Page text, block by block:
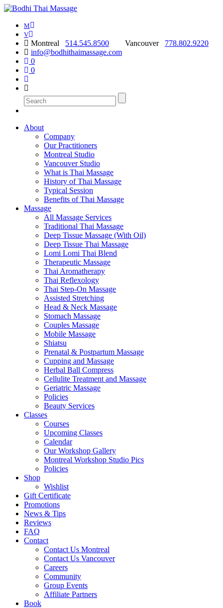
M
V
Montreal 514.545.8500 Vancouver 778.802.9220
info@bodhithaimassage.com
0
0
About
Company
Our Practitioners
Montreal Studio
Vancouver Studio
What is Thai Massage
History of Thai Massage
Typical Session
Benefits of Thai Massage
Massage
All Massage Services
Traditional Thai Massage
Deep Tissue Massage (With Oil)
Deep Tissue Thai Massage
Lomi Lomi Thai Blend
Therapeutic Massage
Thai Aromatherapy
Thai Reflexology
Thai Step-On Massage
Assisted Stretching
Head & Neck Massage
Stomach Massage
Couples Massage
Mobile Massage
Shiatsu
Prenatal & Postpartum Massage
Cupping and Massage
Herbal Ball Compress
Cellulite Treatment and Massage
Geriatric Massage
Policies
Beauty Services
Classes
Courses
Upcoming Classes
Calendar
Our Workshop Gallery
Montreal Workshop Studio Pics
Policies
Shop
Wishlist
Gift Certificate
Promotions
News & Tips
Reviews
FAQ
Contact
Contact Us Montreal
Contact Us Vancouver
Careers
Community
Group Events
Affiliate Partners
Book